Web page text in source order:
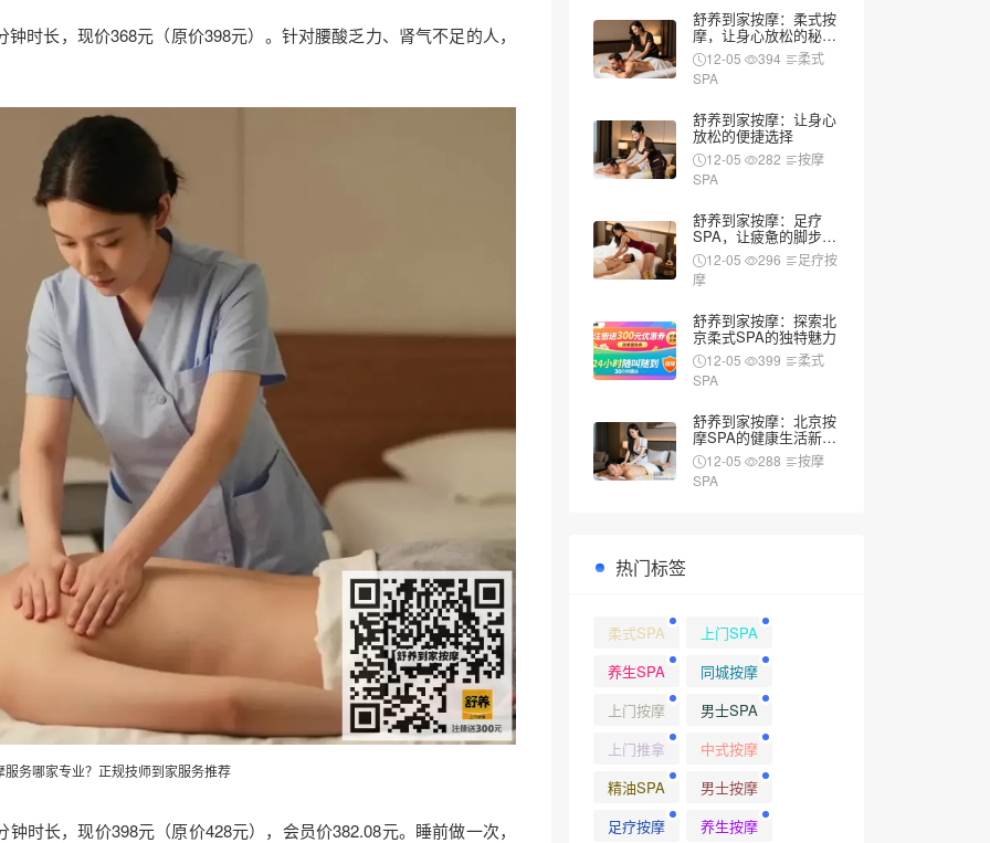
时长，现价368元（原价398元）。针对腰酸乏力、肾气不足的人，
服务哪家专业？正规技师到家服务推荐
时长，现价398元（原价428元），会员价382.08元。睡前做一次，
舒养到家按摩：柔式按
摩，让身心放松的秘密
武器12-05 394
柔式
SPA
舒养到家按摩：让身心
放松的便捷选择
12-05 282
按摩
SPA
舒养到家按摩：足疗
SPA，让疲惫的脚步重
新焕发活力
12-05 296
足疗按
摩
舒养到家按摩：探索北
京柔式SPA的独特魅力
12-05 399
柔式
SPA
舒养到家按摩：北京按
摩SPA的健康生活新风
尚12-05 288
按摩
SPA
热门标签
柔式SPA
上门SPA
养生SPA
同城按摩
上门按摩
男士SPA
上门推拿
中式按摩
精油SPA
男士按摩
足疗按摩
养生按摩